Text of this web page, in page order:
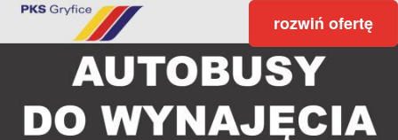
rozwiń ofertę